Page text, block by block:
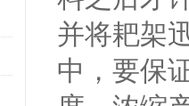
并将耙架
中，要保